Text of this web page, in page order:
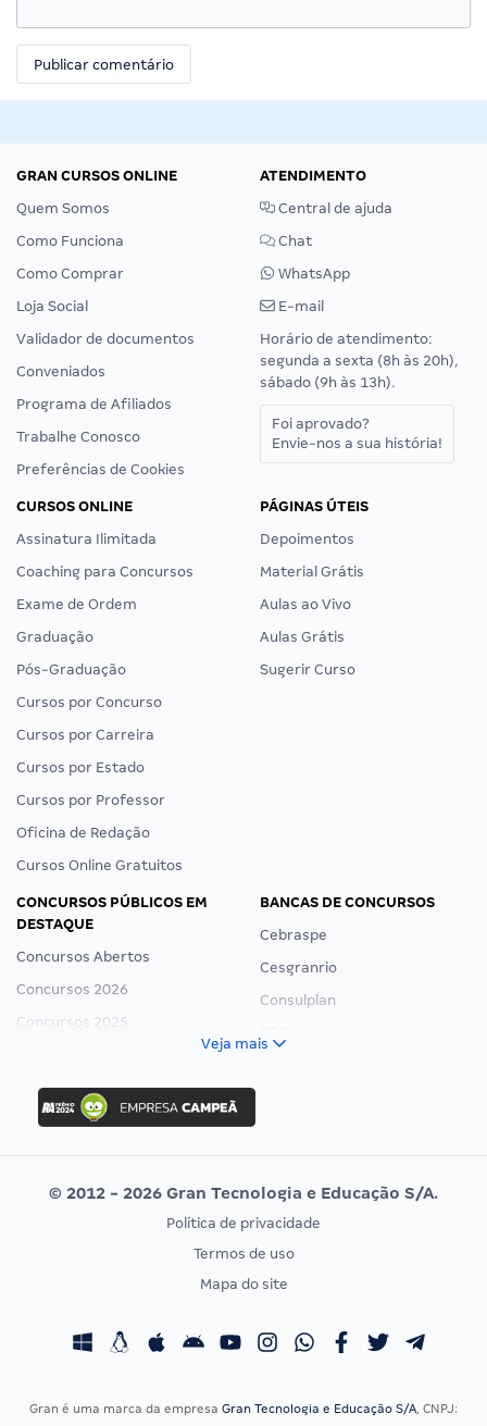
GRAN CURSOS ONLINE
Quem Somos
Como Funciona
Como Comprar
Loja Social
Validador de documentos
Conveniados
Programa de Afiliados
Trabalhe Conosco
Preferências de Cookies
ATENDIMENTO
Central de ajuda
Chat
WhatsApp
E-mail
Horário de atendimento:
segunda a sexta (8h às 20h),
sábado (9h às 13h).
Foi aprovado?
Envie-nos a sua história!
CURSOS ONLINE
Assinatura Ilimitada
Coaching para Concursos
Exame de Ordem
Graduação
Pós-Graduação
Cursos por Concurso
Cursos por Carreira
Cursos por Estado
Cursos por Professor
Oficina de Redação
Cursos Online Gratuitos
PÁGINAS ÚTEIS
Depoimentos
Material Grátis
Aulas ao Vivo
Aulas Grátis
Sugerir Curso
CONCURSOS PÚBLICOS EM
DESTAQUE
Concursos Abertos
Concursos 2026
Concursos 2025
Concurso Ibama
Concurso MPU
Editais publicados
BANCAS DE CONCURSOS
Cebraspe
Cesgranrio
Consulplan
Vunesp
CONCURSOS POR PROFISSÃO
Concursos Fiscais
EXAME DE ORDEM
Calendário OAB
Veja mais
© 2012 - 2026 Gran Tecnologia e Educação S/A.
Política de privacidade
Termos de uso
Mapa do site
Gran é uma marca da empresa Gran Tecnologia e Educação S/A, CNPJ: